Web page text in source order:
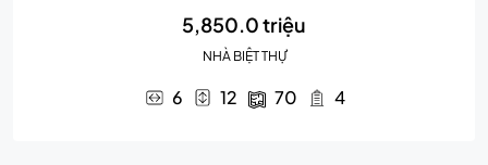
5,850.0 triệu
NHÀ BIỆT THỰ
6 12 70 4